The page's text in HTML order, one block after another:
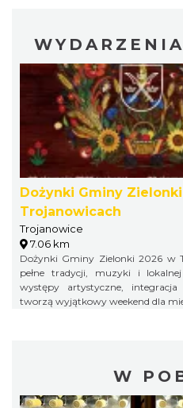
Dożynki Gminy
Trojanowicach
Trojanowice
7.06 km
Dożynki Gminy Zielonki 2026 w
pełne tradycji, muzyki i
występy artystyczne,
tworzą wyjątkowy weekend dla
W